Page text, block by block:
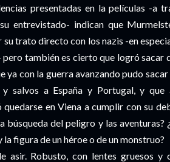
presentadas en la películas -a
entrevistado- indican que
trato directo con los nazis -en
pero también es cierto que logró sacar
ya con la guerra avanzando pudo
salvos a España y Portugal, y que
en Viena a cumplir con su
del peligro y las aventuras?
figura de un héroe o de un monstruo?
asir. Robusto, con lentes gruesos y